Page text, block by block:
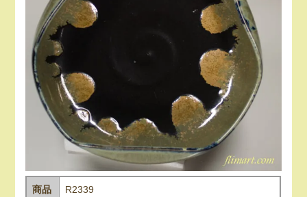
商品
R2339